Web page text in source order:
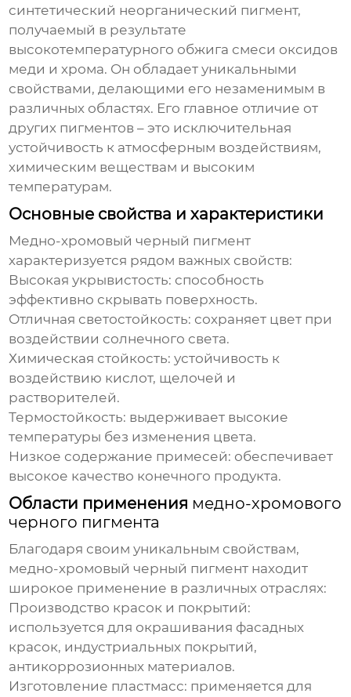
синтетический неорганический пигмент,
получаемый в результате
высокотемпературного обжига смеси оксидов
меди и хрома. Он обладает уникальными
свойствами, делающими его незаменимым в
различных областях. Его главное отличие от
других пигментов – это исключительная
устойчивость к атмосферным воздействиям,
химическим веществам и высоким
температурам.
Основные свойства и характеристики
Медно-хромовый черный пигмент
характеризуется рядом важных свойств:
Высокая укрывистость: способность
эффективно скрывать поверхность.
Отличная светостойкость: сохраняет цвет при
воздействии солнечного света.
Химическая стойкость: устойчивость к
воздействию кислот, щелочей и
растворителей.
Термостойкость: выдерживает высокие
температуры без изменения цвета.
Низкое содержание примесей: обеспечивает
высокое качество конечного продукта.
Области применения медно-хромового
черного пигмента
Благодаря своим уникальным свойствам,
медно-хромовый черный пигмент находит
широкое применение в различных отраслях:
Производство красок и покрытий:
используется для окрашивания фасадных
красок, индустриальных покрытий,
антикоррозионных материалов.
Изготовление пластмасс: применяется для